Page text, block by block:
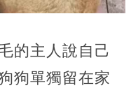
的主人說自己
狗單獨留在家